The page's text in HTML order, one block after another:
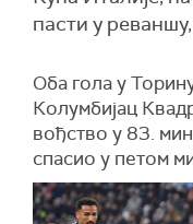
пасти у
Оба гола у
Колумбијац
вођство у 83.
спасио у петом